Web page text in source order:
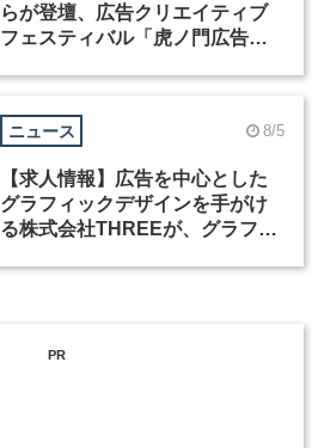
らが登壇、広告クリエイティブ
フェスティバル「虎ノ門広告
ニュース 8/5
【求人情報】広告を中心とした
グラフィックデザインを手がけ
る株式会社THREEが、グラフィ
PR